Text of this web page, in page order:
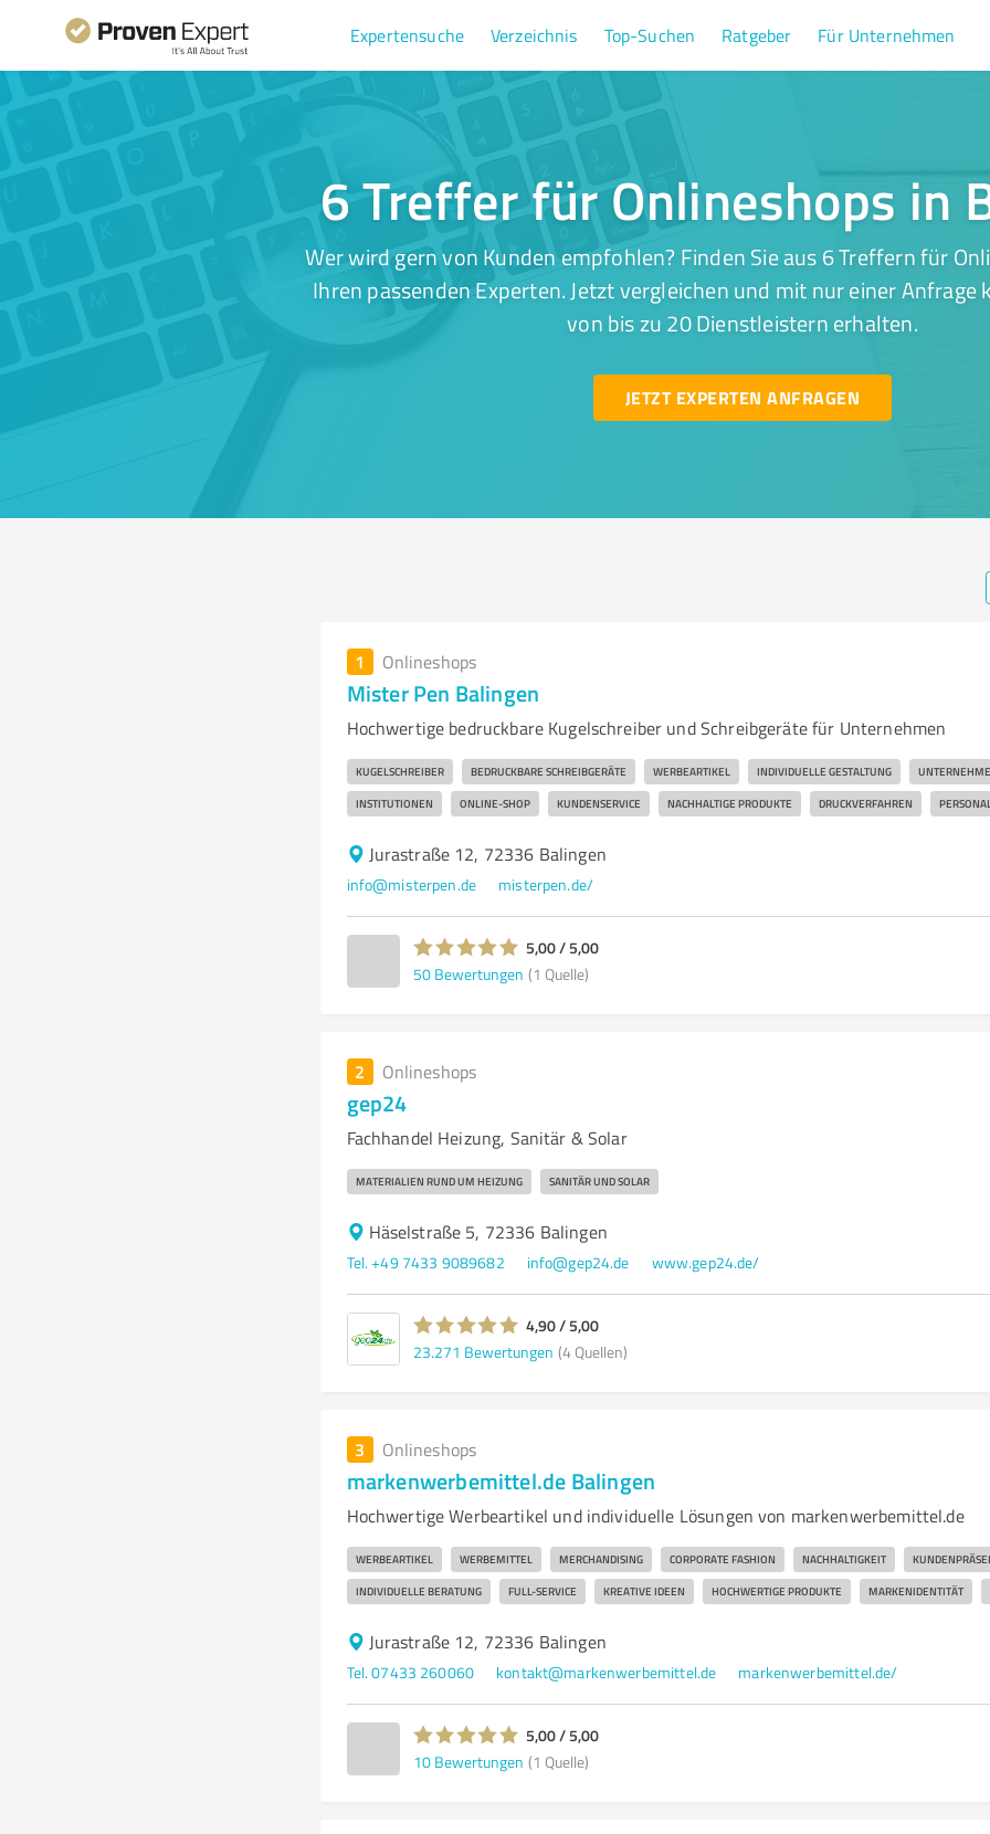
Expertensuche Verzeichnis Top-Suchen Ratgeber Für Unternehmen
6 Treffer für Onlineshops in
Wer wird gern von Kunden empfohlen? Finden Sie aus 6 Treffern für
Ihren passenden Experten. Jetzt vergleichen und mit nur einer Anfrage
von bis zu 20 Dienstleistern erhalten.
JETZT EXPERTEN ANFRAGEN
1 Onlineshops
Mister Pen Balingen
Hochwertige bedruckbare Kugelschreiber und Schreibgeräte für Unternehmen
KUGELSCHREIBER BEDRUCKBARE SCHREIBGERÄTE WERBEARTIKEL INDIVIDUELLE GESTALTUNG
INSTITUTIONEN ONLINE-SHOP KUNDENSERVICE NACHHALTIGE PRODUKTE DRUCKVERFAHREN
Jurastraße 12, 72336 Balingen
info@misterpen.de misterpen.de/
5,00 / 5,00
50 Bewertungen (1 Quelle)
2 Onlineshops
gep24
Fachhandel Heizung, Sanitär & Solar
MATERIALIEN RUND UM HEIZUNG SANITÄR UND SOLAR
Häselstraße 5, 72336 Balingen
Tel. +49 7433 9089682 info@gep24.de www.gep24.de/
4,90 / 5,00
23.271 Bewertungen (4 Quellen)
3 Onlineshops
markenwerbemittel.de Balingen
Hochwertige Werbeartikel und individuelle Lösungen von markenwerbemittel.de
WERBEARTIKEL WERBEMITTEL MERCHANDISING CORPORATE FASHION NACHHALTIGKEIT
INDIVIDUELLE BERATUNG FULL-SERVICE KREATIVE IDEEN HOCHWERTIGE PRODUKTE MARKENIDENTITÄT
Jurastraße 12, 72336 Balingen
Tel. 07433 260060 kontakt@markenwerbemittel.de markenwerbemittel.de/
5,00 / 5,00
10 Bewertungen (1 Quelle)